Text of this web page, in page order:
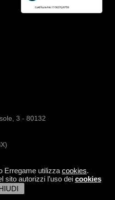
Erregame utilizza cookies.
sito autorizzi l’uso dei cookies
3 - 80132